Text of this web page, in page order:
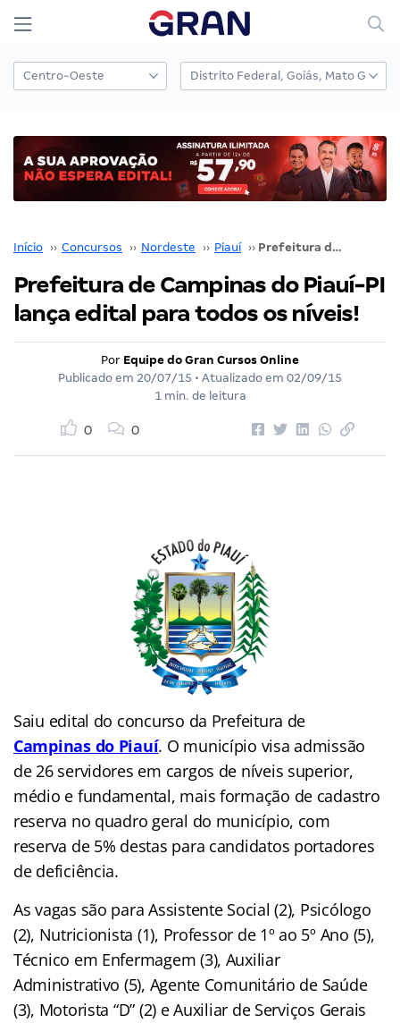
Início ›› Concursos ›› Nordeste ›› Piauí ›› Prefeitura de Campinas do Piauí-PI lança edital para todos os níveis!
Prefeitura de Campinas do Piauí-PI
lança edital para todos os níveis!
Por Equipe do Gran Cursos Online
Publicado em 20/07/15 • Atualizado em 02/09/15
1 min. de leitura
0 0
Saiu edital do concurso da Prefeitura de
Campinas do Piauí. O município visa admissão
de 26 servidores em cargos de níveis superior,
médio e fundamental, mais formação de cadastro
reserva no quadro geral do município, com
reserva de 5% destas para candidatos portadores
de deficiência.
As vagas são para Assistente Social (2), Psicólogo
(2), Nutricionista (1), Professor de 1º ao 5º Ano (5),
Técnico em Enfermagem (3), Auxiliar
Administrativo (5), Agente Comunitário de Saúde
(3), Motorista “D” (2) e Auxiliar de Serviços Gerais